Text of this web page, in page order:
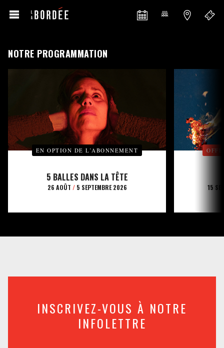
NOTRE PROGRAMMATION
EN OPTION DE L’ABONNEMENT
5 BALLES DANS LA TÊTE
26 AOÛT /5 SEPTEMBRE 2026 15
INSCRIVEZ-VOUS À NOTRE
INFOLETTRE